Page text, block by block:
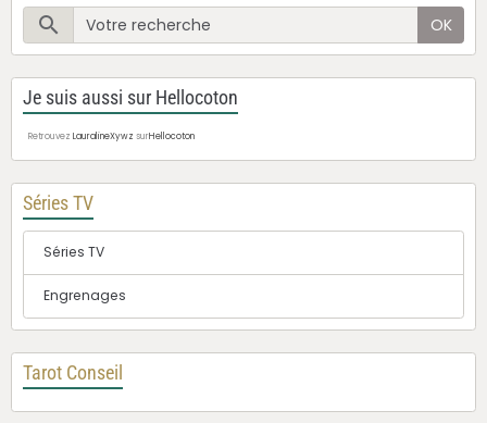
OK
Je suis aussi sur Hellocoton
Retrouvez LauralineXywz surHellocoton
Séries TV
Séries TV
Engrenages
Tarot Conseil